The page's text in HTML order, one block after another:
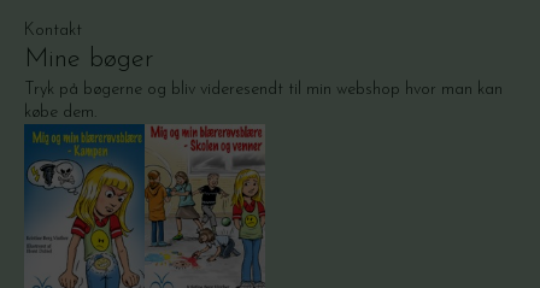
Kontakt
Mine bøger
Tryk på bøgerne og bliv videresendt til min webshop hvor man kan
købe dem.